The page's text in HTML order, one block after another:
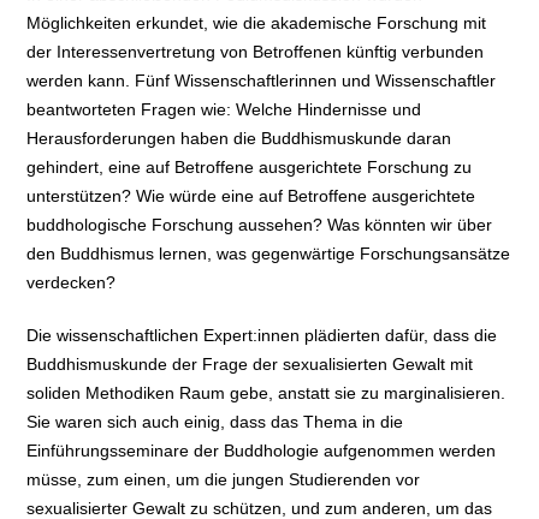
Möglichkeiten erkundet, wie die akademische Forschung mit
der Interessenvertretung von Betroffenen künftig verbunden
werden kann. Fünf Wissenschaftlerinnen und Wissenschaftler
beantworteten Fragen wie: Welche Hindernisse und
Herausforderungen haben die Buddhismuskunde daran
gehindert, eine auf Betroffene ausgerichtete Forschung zu
unterstützen? Wie würde eine auf Betroffene ausgerichtete
buddhologische Forschung aussehen? Was könnten wir über
den Buddhismus lernen, was gegenwärtige Forschungsansätze
verdecken?
Die wissenschaftlichen Expert:innen plädierten dafür, dass die
Buddhismuskunde der Frage der sexualisierten Gewalt mit
soliden Methodiken Raum gebe, anstatt sie zu marginalisieren.
Sie waren sich auch einig, dass das Thema in die
Einführungsseminare der Buddhologie aufgenommen werden
müsse, zum einen, um die jungen Studierenden vor
sexualisierter Gewalt zu schützen, und zum anderen, um das